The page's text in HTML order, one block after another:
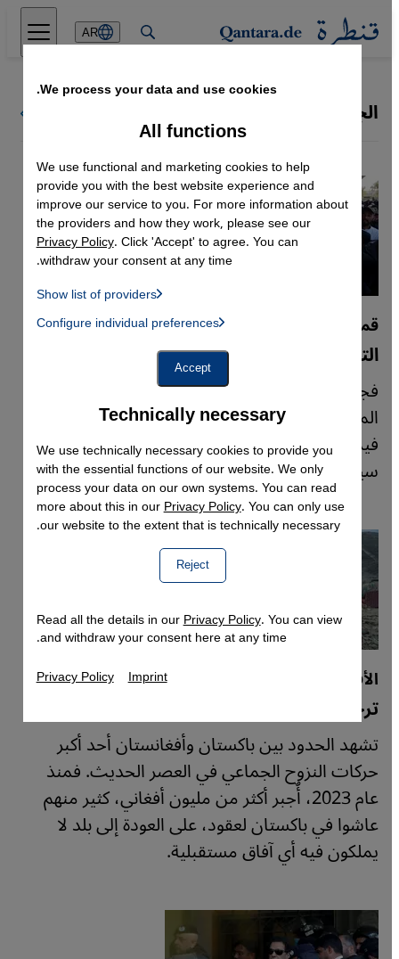
Direkt zum Inhalt springen
AR
الجيش الباكستاني
قمع الأحمدية في باكستان
التجديف كسلاح سياسي
فجرت قضية تجديف بارزة مواجهة محتدمة بين
المحاكم في باكستان والجماعات الدينية المتشددة،
فيما تكشف تداعياتها كيف يُوظّف الدين كأداة
سياسية على حساب أقليات البلاد.
الأفغان في باكستان
ترحيل بلا رحمة
تشهد الحدود بين باكستان وأفغانستان أحد أكبر
حركات النزوح الجماعي في العصر الحديث. فمنذ
عام 2023، أٌجبر أكثر من مليون أفغاني، كثير منهم
عاشوا في باكستان لعقود، على العودة إلى بلد لا
يملكون فيه أي آفاق مستقبلية.
We process your data and use cookies.
Technically necessary
We use technically necessary cookies to provide you
with the essential functions of our website. We only
process your data on our own systems. You can read
more about this in ourPrivacy Policy. You can only use
our website to the extent that is technically necessary.
Reject
All functions
We use functional and marketing cookies to help
provide you with the best website experience and
improve our service to you. For more information about
the providers and how they work, please see our
Privacy Policy. Click 'Accept' to agree. You can
withdraw your consent at any time.
Show list of providers
Instagram Embed, Twitter Embed, Youtube Embed
Facebook Embed / Facebook Connect
Google Maps Embed
Configure individual preferences
Accept
Read all the details in ourPrivacy Policy. You can view
and withdraw your consent here at any time.
Privacy Policy Imprint